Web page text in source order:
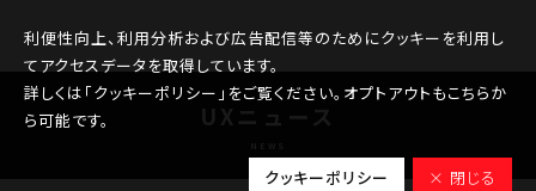
利便性向上、利用分析および広告配信等のためにクッキーを利用し
てアクセスデータを取得しています。
詳しくは「クッキーポリシー」をご覧ください。オプトアウトもこちらか
ら可能です。
クッキーポリシー × 閉じる